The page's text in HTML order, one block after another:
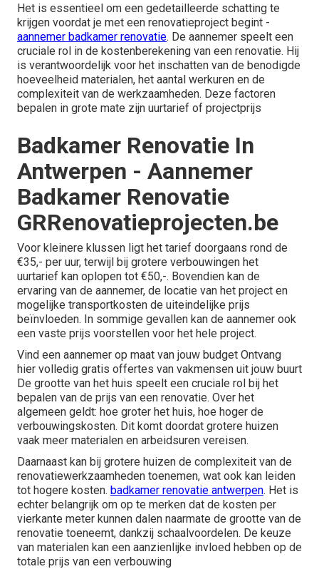
Het is essentieel om een gedetailleerde schatting te
krijgen voordat je met een renovatieproject begint -
aannemer badkamer renovatie. De aannemer speelt een
cruciale rol in de kostenberekening van een renovatie. Hij
is verantwoordelijk voor het inschatten van de benodigde
hoeveelheid materialen, het aantal werkuren en de
complexiteit van de werkzaamheden. Deze factoren
bepalen in grote mate zijn uurtarief of projectprijs
Badkamer Renovatie In
Antwerpen - Aannemer
Badkamer Renovatie
GRRenovatieprojecten.be
Voor kleinere klussen ligt het tarief doorgaans rond de
€35,- per uur, terwijl bij grotere verbouwingen het
uurtarief kan oplopen tot €50,-. Bovendien kan de
ervaring van de aannemer, de locatie van het project en
mogelijke transportkosten de uiteindelijke prijs
beïnvloeden. In sommige gevallen kan de aannemer ook
een vaste prijs voorstellen voor het hele project.
Vind een aannemer op maat van jouw budget Ontvang
hier volledig gratis offertes van vakmensen uit jouw buurt
De grootte van het huis speelt een cruciale rol bij het
bepalen van de prijs van een renovatie. Over het
algemeen geldt: hoe groter het huis, hoe hoger de
verbouwingskosten. Dit komt doordat grotere huizen
vaak meer materialen en arbeidsuren vereisen.
Daarnaast kan bij grotere huizen de complexiteit van de
renovatiewerkzaamheden toenemen, wat ook kan leiden
tot hogere kosten. badkamer renovatie antwerpen. Het is
echter belangrijk om op te merken dat de kosten per
vierkante meter kunnen dalen naarmate de grootte van de
renovatie toeneemt, dankzij schaalvoordelen. De keuze
van materialen kan een aanzienlijke invloed hebben op de
totale prijs van een verbouwing